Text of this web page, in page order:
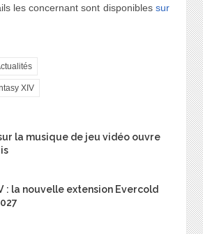
les concernant sont disponiblessur
XIV
la musique de jeu vidéo ouvre
: la nouvelle extension Evercold